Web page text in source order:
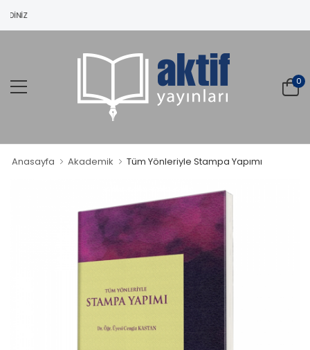
0
Anasayfa Akademik Tüm Yönleriyle Stampa Yapımı